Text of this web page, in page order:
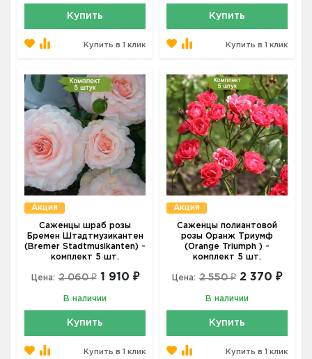
Купить
Купить в 1 клик
Купить
Купить в 1 клик
Акция
Саженцы шраб розы
Бремен Штадтмузикантен
(Bremer Stadtmusikanten) -
комплект 5 шт.
Цена: 2 060 ₽ 1 910 ₽
В наличии
Купить
Купить в 1 клик
Акция
Саженцы полиантовой
розы Оранж Триумф
(Orange Triumph ) -
комплект 5 шт.
Цена: 2 550 ₽ 2 370 ₽
В наличии
Купить
Купить в 1 клик